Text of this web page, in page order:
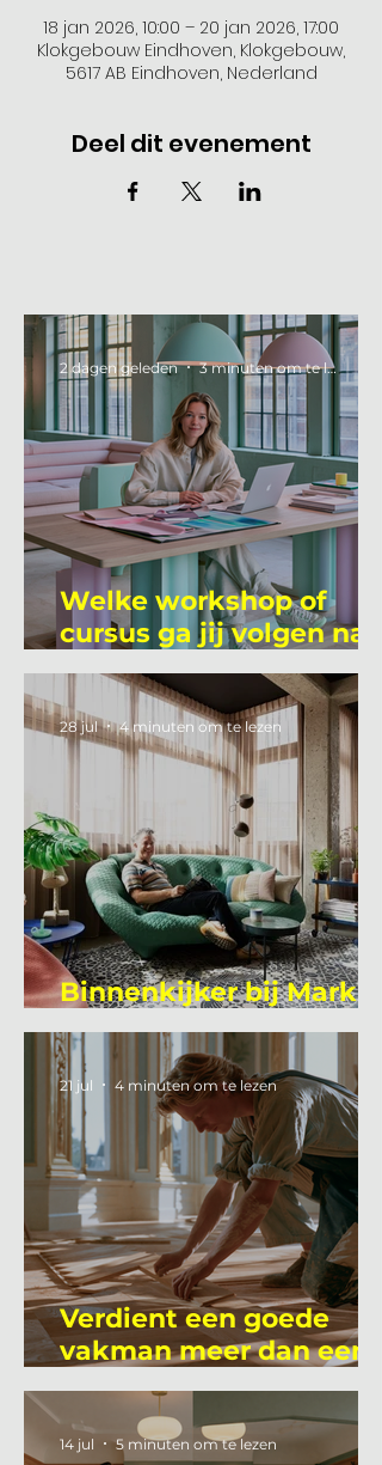
18 jan 2026, 10:00 – 20 jan 2026, 17:00
Klokgebouw Eindhoven, Klokgebouw,
5617 AB Eindhoven, Nederland
Deel dit evenement
Welke workshop of
cursus ga jij volgen na
je vakantie?
2 dagen geleden 3 minuten om te lezen
Binnenkijker bij Mark
Mutsaers
28 jul 4 minuten om te lezen
Verdient een goede
vakman meer dan een
gemiddelde
academicus?
21 jul 4 minuten om te lezen
14 jul 5 minuten om te lezen